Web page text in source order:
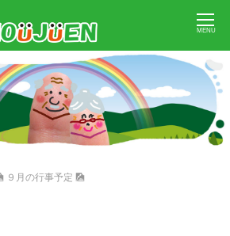
MENU
９月の行事予定 🎑